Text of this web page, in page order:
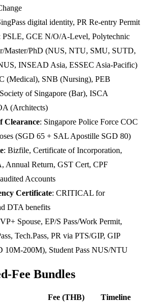
digital identity, PR Re-entry Permit
PSLE, GCE N/O/A-Level, Polytechnic
Master/PhD (NUS, NTU, SMU, SUTD,
INSEAD Asia, ESSEC Asia-Pacific)
(Medical), SNB (Nursing), PEB
of Singapore (Bar), ISCA
(Architects)
Clearance: Singapore Police Force COC
(SGD 65 + SAL Apostille SGD 80)
: Bizfile, Certificate of Incorporation,
Annual Return, GST Cert, CPF
Accounts
Certificate: CRITICAL for
DTA benefits
Spouse, EP/S Pass/Work Permit,
Tech.Pass, PR via PTS/GIP, GIP
10M-200M), Student Pass NUS/NTU
Fee Bundles
Fee (THB)
Timeline